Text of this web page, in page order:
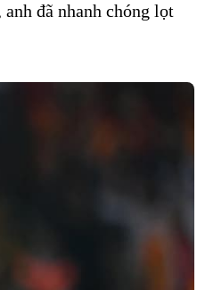
đã nhanh chóng lọt